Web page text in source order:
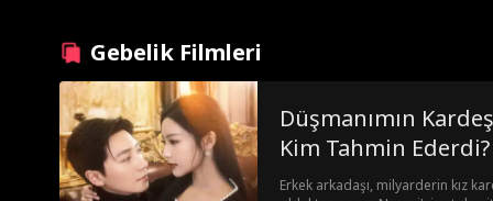
an
uza Moore
Noah Fearnley Josh Welles
Zehirli John Palmer
Marc Herrman
Ashley
Rom-Com
Dişi
Zenginlikleri pa
Candace
Gebelik Filmleri
Düşmanımın
Kim Tahmin Ederdi?
Erkek arkadaşı, milyarderin kız